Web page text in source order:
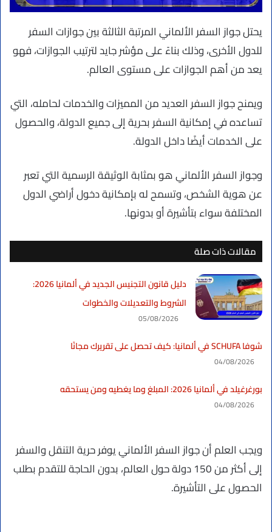
يحتل جواز السفر الألماني المرتبة الثالثة بين جوازات السفر
للدول الأخرى، وذلك بناءً على مؤشر جايد لترتيب الجوازات، فهو
يعد من أهم الجوازات على مستوى العالم.
ويمنح جواز السفر العديد من المميزات والخدمات لحامله، التي
تساعده في إمكانية السفر بحرية إلى جميع الدولة، والحصول
على الخدمات أيضًا داخل الدولة.
وجواز السفر الألماني هو بمثابة الوثيقة الرسمية التي تعبر
عن هوية الشخص، وتسمح له بإمكانية دخول أراضي الدول
المختلفة سواء بتأشيرة أو بدونها.
مقالات ذات صلة
دليل قانون التجنيس الجديد في ألمانيا 2026:
الشروط والتعديلات والخطوات
05/08/2026
شوفا SCHUFA في ألمانيا: كيف تحصل على تقريرك مجانًا
04/08/2026
بورغرغيلد في ألمانيا 2026: المبلغ وما يغطيه ومن يستحقه
04/08/2026
ويجب العلم أن جواز السفر الألماني يوفر حرية التنقل والسفر
إلى أكثر من 150 دولة حول العالم، بدون الحاجة للتقدم بطلب
الحصول على التأشيرة.